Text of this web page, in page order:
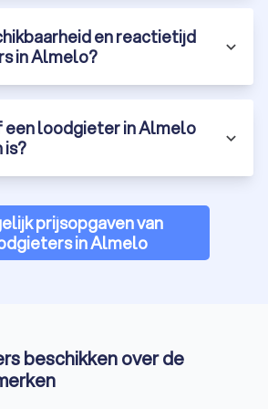
in Almelo?
kost gemiddeldtussen de € 40,- en
er extra kosten zoals voorrijkosten of
oplopen van € 100,- tot € 600,-.
meer rekent voor een
die buiten reguliere werktijden
loodgieter in
en reactietijd
in Almelo?
een loodgieter in Almelo
prijsopgaven van
in Almelo
beschikken over de